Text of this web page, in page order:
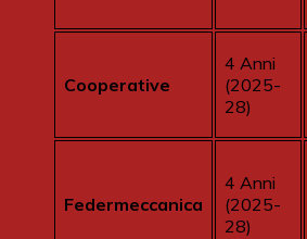
Cooperative
4 Anni
(2025-
28)
Federmeccanica
4 Anni
(2025-
28)